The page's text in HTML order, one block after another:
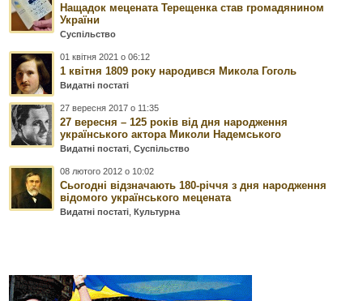
Нащадок мецената Терещенка став громадянином
України
Суспільство
01 квітня 2021 о 06:12
1 квітня 1809 року народився Микола Гоголь
Видатні постаті
27 вересня 2017 о 11:35
27 вересня – 125 років від дня народження
українського актора Миколи Надемського
Видатні постаті ,Суспільство
08 лютого 2012 о 10:02
Сьогодні відзначають 180-річчя з дня народження
відомого українського мецената
Видатні постаті ,Культурна